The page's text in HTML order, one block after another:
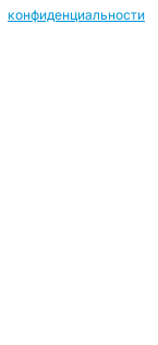
конфиденциальности